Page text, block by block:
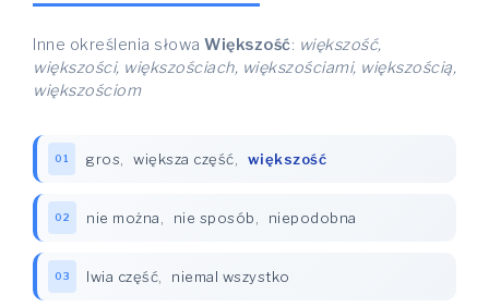
Inne określenia słowa Większość: większość,
większości, większościach, większościami, większością,
większościom
01 gros większa część większość
02 nie można nie sposób niepodobna
03 lwia część niemal wszystko